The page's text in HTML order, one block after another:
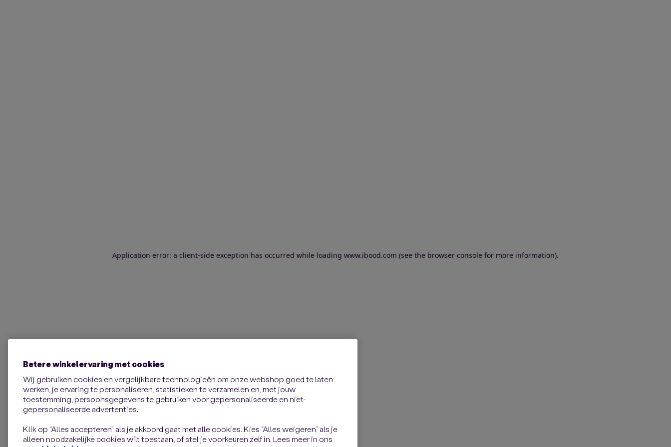
Application error: a client-side exception has occurred while loading www.ibood.com (see the browser console for more information).
Betere winkelervaring met cookies
Wij gebruiken cookies en vergelijkbare technologieën om onze webshop goed te laten
werken, je ervaring te personaliseren, statistieken te verzamelen en, met jouw
toestemming, persoonsgegevens te gebruiken voor gepersonaliseerde en niet-
gepersonaliseerde advertenties.
Klik op “Alles accepteren” als je akkoord gaat met alle cookies. Kies “Alles weigeren” als je
alleen noodzakelijke cookies wilt toestaan, of stel je voorkeuren zelf in. Lees meer in ons